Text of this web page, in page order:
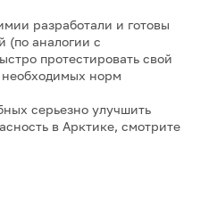
разработали и готовы
(по аналогии с
протестировать свой
норм
серьезно улучшить
в Арктике, смотрите